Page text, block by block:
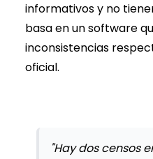
informativos y no
basa en un software
inconsistencias
oficial.
"Hay dos censos